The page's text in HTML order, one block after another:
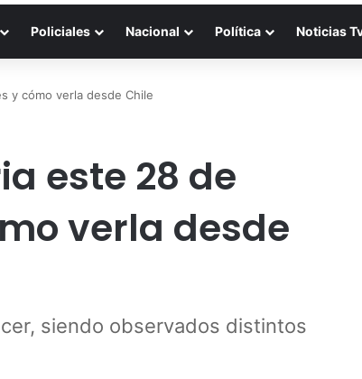
Policiales Nacional Política Noticias
y cómo verla desde Chile
este 28 de
verla desde
siendo observados distintos